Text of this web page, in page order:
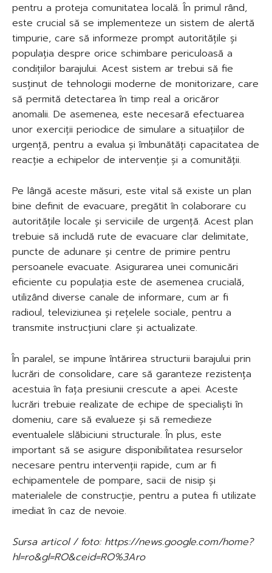
pentru a proteja comunitatea locală. În primul rând,
este crucial să se implementeze un sistem de alertă
timpurie, care să informeze prompt autoritățile și
populația despre orice schimbare periculoasă a
condițiilor barajului. Acest sistem ar trebui să fie
susținut de tehnologii moderne de monitorizare, care
să permită detectarea în timp real a oricăror
anomalii. De asemenea, este necesară efectuarea
unor exerciții periodice de simulare a situațiilor de
urgență, pentru a evalua și îmbunătăți capacitatea de
reacție a echipelor de intervenție și a comunității.
Pe lângă aceste măsuri, este vital să existe un plan
bine definit de evacuare, pregătit în colaborare cu
autoritățile locale și serviciile de urgență. Acest plan
trebuie să includă rute de evacuare clar delimitate,
puncte de adunare și centre de primire pentru
persoanele evacuate. Asigurarea unei comunicări
eficiente cu populația este de asemenea crucială,
utilizând diverse canale de informare, cum ar fi
radioul, televiziunea și rețelele sociale, pentru a
transmite instrucțiuni clare și actualizate.
În paralel, se impune întărirea structurii barajului prin
lucrări de consolidare, care să garanteze rezistența
acestuia în fața presiunii crescute a apei. Aceste
lucrări trebuie realizate de echipe de specialiști în
domeniu, care să evalueze și să remedieze
eventualele slăbiciuni structurale. În plus, este
important să se asigure disponibilitatea resurselor
necesare pentru intervenții rapide, cum ar fi
echipamentele de pompare, sacii de nisip și
materialele de construcție, pentru a putea fi utilizate
imediat în caz de nevoie.
Sursa articol / foto: https://news.google.com/home?
hl=ro&gl=RO&ceid=RO%3Aro